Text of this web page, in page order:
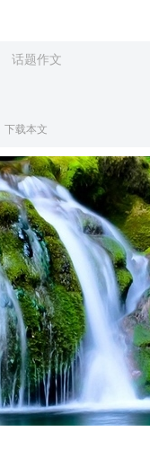
话题作文
下载本文